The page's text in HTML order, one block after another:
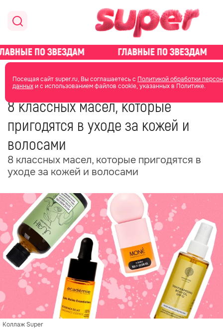
Посещая сайт super.ru, Вы соглашаетесь с Политикой обработки
данныхи с использованием файлов cookie, указанных в Политике.
главная красота уход за лицом
8 классных масел, которые
пригодятся в уходе за кожей и
волосами
8 классных масел, которые пригодятся в
уходе за кожей и волосами
Коллаж Super